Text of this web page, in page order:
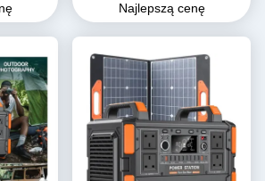
Battery Bank Mobilna
1000W Generator słoneczny
do zasilania domu
Najlepszą cenę